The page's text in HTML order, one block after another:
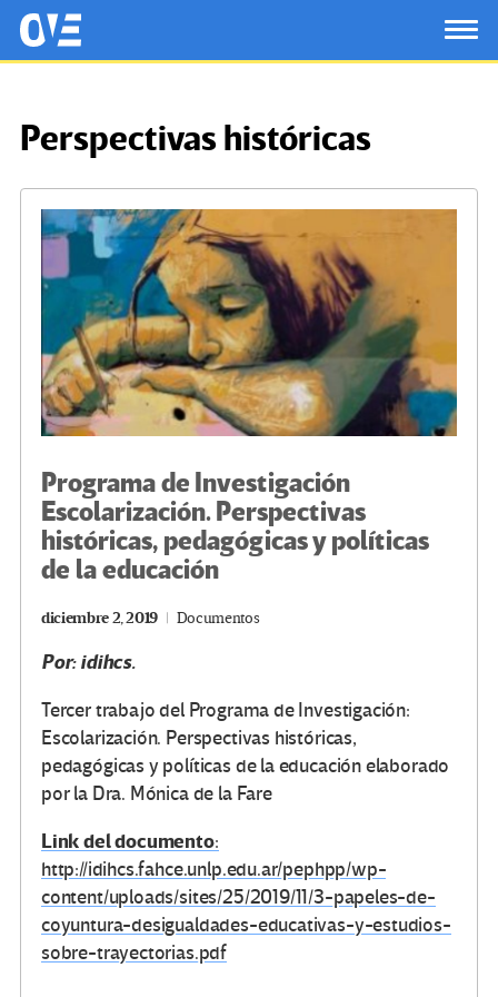
Saltar al contenido principal
OtrasVocesenEducacion.org
Perspectivas históricas
Programa de Investigación
Escolarización. Perspectivas
históricas, pedagógicas y políticas
de la educación
diciembre 2, 2019 Documentos
Por: idihcs.
Tercer trabajo del Programa de Investigación:
Escolarización. Perspectivas históricas,
pedagógicas y políticas de la educación elaborado
por la Dra. Mónica de la Fare
Link del documento:
http://idihcs.fahce.unlp.edu.ar/pephpp/wp-
content/uploads/sites/25/2019/11/3-papeles-de-
coyuntura-desigualdades-educativas-y-estudios-
sobre-trayectorias.pdf